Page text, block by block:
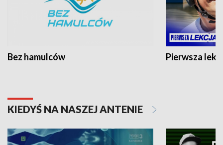
Bez hamulców Pierwsza
KIEDYŚ NA NASZEJ ANTENIE